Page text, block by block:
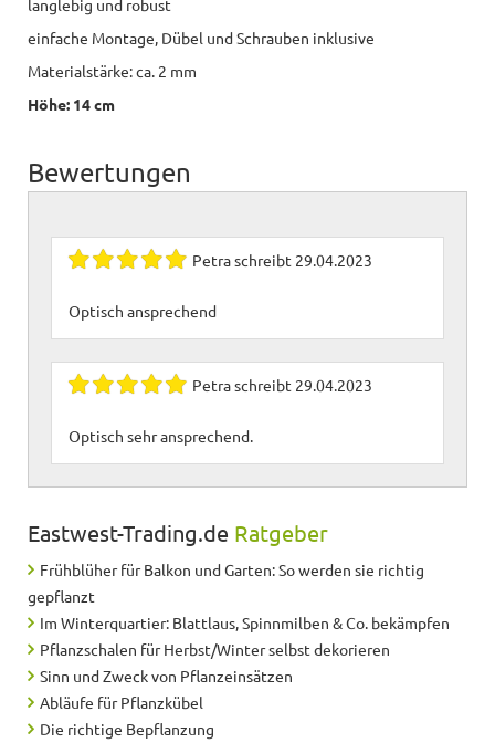
einfache Montage, Dübel und Schrauben inklusive
Materialstärke: ca. 2 mm
Höhe: 14 cm
Bewertungen
Petraschreibt 29.04.2023
Optisch ansprechend
Petraschreibt 29.04.2023
Optisch sehr ansprechend.
Eastwest-Trading.de Ratgeber
Frühblüher für Balkon und Garten: So werden sie richtig
gepflanzt
Im Winterquartier: Blattlaus, Spinnmilben & Co. bekämpfen
Pflanzschalen für Herbst/Winter selbst dekorieren
Sinn und Zweck von Pflanzeinsätzen
Abläufe für Pflanzkübel
Die richtige Bepflanzung